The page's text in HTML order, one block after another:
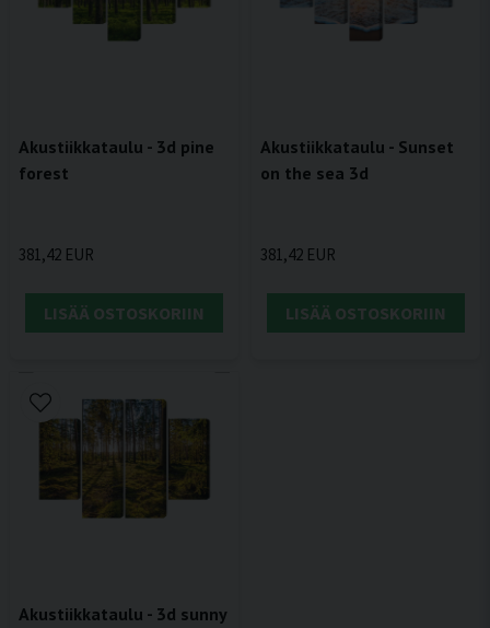
Akustiikkataulu - 3d pine
forest
381,42 EUR
LISÄÄ OSTOSKORIIN
Akustiikkataulu - Sunset
on the sea 3d
381,42 EUR
LISÄÄ OSTOSKORIIN
Akustiikkataulu - 3d sunny